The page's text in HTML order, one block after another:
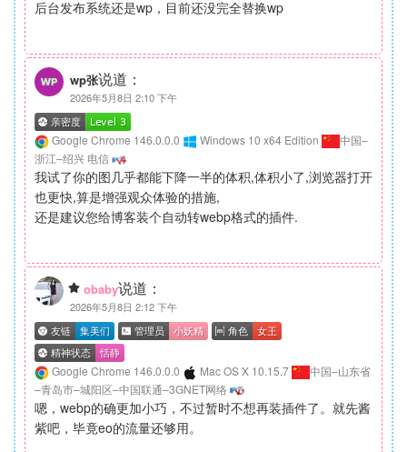
后台发布系统还是wp，目前还没完全替换wp
wp张说道：
2026年5月8日 2:10 下午
Google Chrome 146.0.0.0 Windows 10 x64 Edition
中国–
浙江–绍兴 电信
我试了你的图几乎都能下降一半的体积,体积小了,浏览器打开
也更快,算是增强观众体验的措施,
还是建议您给博客装个自动转webp格式的插件.
obaby说道：
2026年5月8日 2:12 下午
Google Chrome 146.0.0.0 Mac OS X 10.15.7
中国–山东省
–青岛市–城阳区–中国联通–3GNET网络
嗯，webp的确更加小巧，不过暂时不想再装插件了。就先酱
紫吧，毕竟eo的流量还够用。